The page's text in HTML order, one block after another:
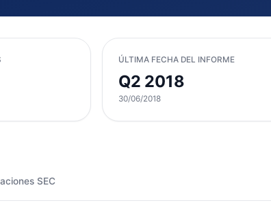
ÚLTIMA FECHA DEL INFORME
Q2 2018
30/06/2018
SEC